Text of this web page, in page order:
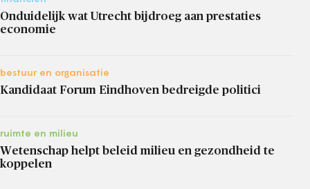
Onduidelijk wat Utrecht bijdroeg aan prestaties
economie
bestuur en organisatie
Kandidaat Forum Eindhoven bedreigde politici
ruimte en milieu
Wetenschap helpt beleid milieu en gezondheid te
koppelen